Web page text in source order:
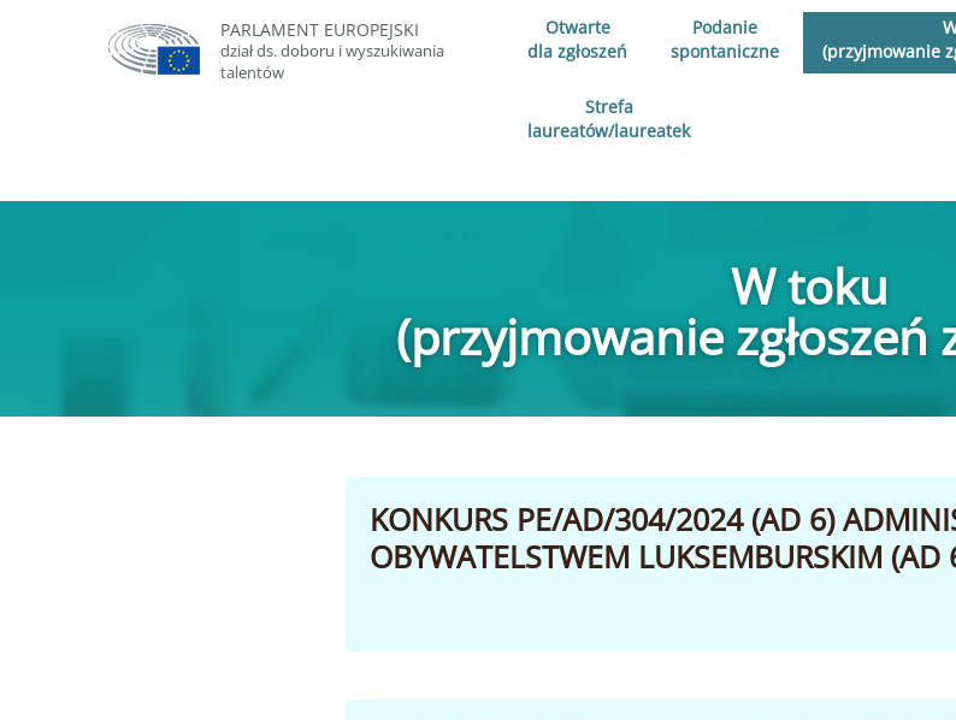
PARLAMENT EUROPEJSKI
dział ds. doboru i wyszukiwania
talentów
Otwarte
dla zgłoszeń
Podanie
spontaniczne
(przyjmowanie
Strefa
laureatów/laureatek
W toku
(przyjmowanie zgłoszeń
KONKURS PE/AD/304/2024 (AD 6)
OBYWATELSTWEM LUKSEMBURSKIM (AD